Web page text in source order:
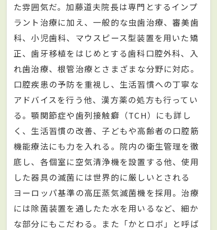
た雰囲気だ。加藤道夫院長は専門とするインプ
ラント治療に加え、一般的な虫歯治療、審美歯
科、小児歯科、マウスピース型装置を用いた矯
正、歯牙移植をはじめとする歯科口腔外科、入
れ歯治療、根管治療とさまざまな分野に対応。
口腔疾患の予防を重視し、生活習慣への丁寧な
アドバイスを行う他、漢方薬の処方も行ってい
る。顎関節症や歯列接触癖（TCH）にも詳し
く、生活習慣の改善、子どもや高齢者の口腔筋
機能療法にも力を入れる。院内の衛生管理を徹
底し、各個室に空気清浄機を設置する他、使用
した器具の滅菌には世界的に厳しいとされる
ヨーロッパ基準の高圧蒸気滅菌機を採用。治療
には除菌装置を通したた水を用いるなど、細か
な部分にもこだわる。また「かとロボ」と呼ば